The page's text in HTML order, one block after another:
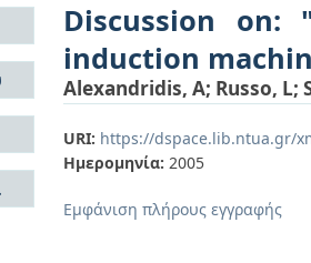
Discussion
induction
Alexandridis, A; Russo, L;
URI: https://dspace.lib.ntua.gr/
Ημερομηνία: 2005
Εμφάνιση πλήρους εγγραφής